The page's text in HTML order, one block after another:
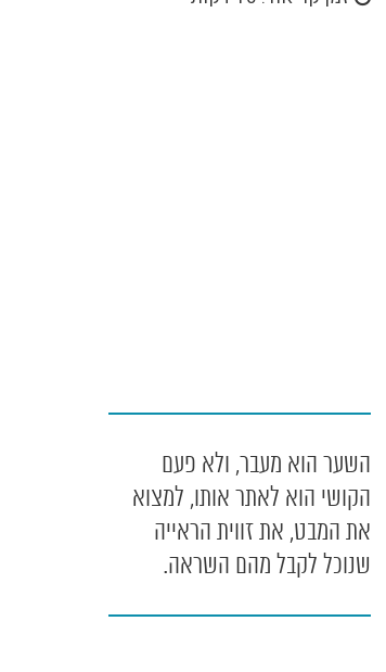
השער הוא מעבר, ולא פעם
הקושי הוא לאתר אותו, למצוא
את המבט, את זווית הראייה
שנוכל לקבל מהם השראה.